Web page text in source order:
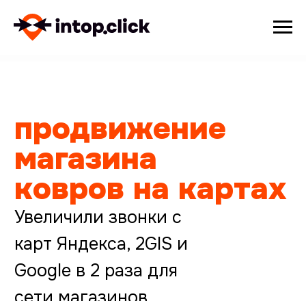
ковров на картах
Увеличили звонки с
Google в 2 раза для
сети магазинов
ПОЛУЧИТЬ КОНСУЛЬТАЦИЮ